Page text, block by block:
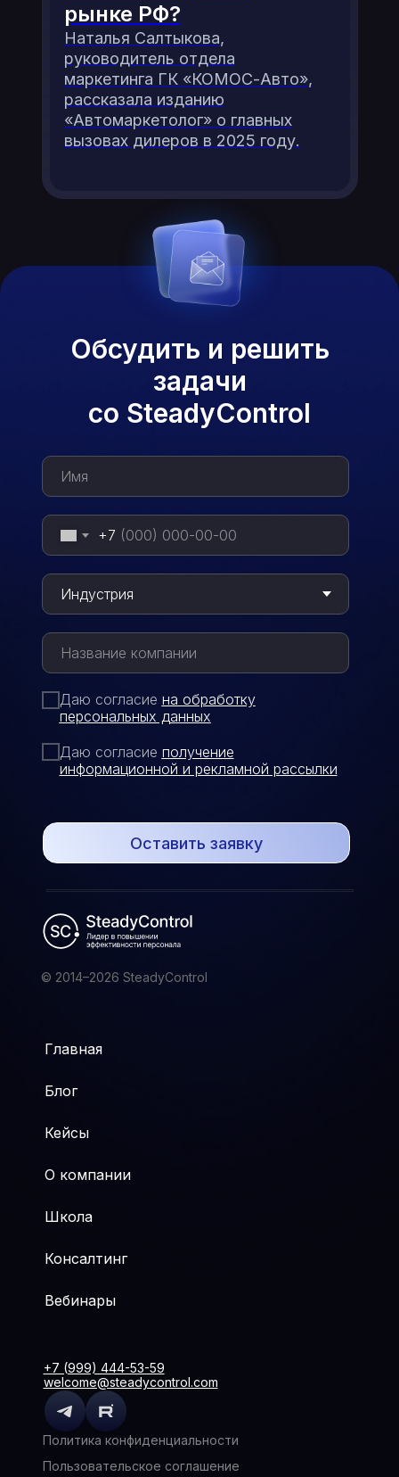
рынке РФ?
Наталья Салтыкова,
руководитель отдела
маркетинга ГК «КОМОС-Авто»,
рассказала изданию
«Автомаркетолог» о главных
вызовах дилеров в 2025 году.
© 2014–2026 SteadyControl
+7 (999) 444-53-59
welcome@steadycontrol.com
Пользовательское соглашение
Политика конфиденциальности
Школа
Главная
Консалтинг
Блог
Вебинары
Кейсы
О компании
+7
Даю согласие на обработку
персональных данных
Даю согласие получение
информационной и рекламной рассылки
Оставить заявку
Обсудить и решить
задачи
со SteadyControl